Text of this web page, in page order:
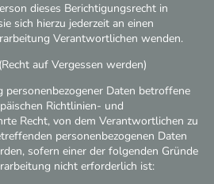
dieses Berichtigungsrecht in
sich hierzu jederzeit an einen
Verantwortlichen wenden.
auf Vergessen werden)
personenbezogener Daten betroffene
Richtlinien- und
Recht, von dem Verantwortlichen zu
personenbezogenen Daten
sofern einer der folgenden Gründe
nicht erforderlich ist: